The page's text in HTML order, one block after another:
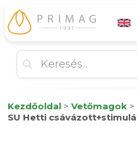
Kezdőoldal > Vetőmagok >
SU Hetti